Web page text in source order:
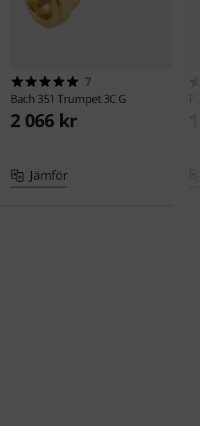
7
Bach 351 Trumpet 3C G
2 066 kr
Jämför